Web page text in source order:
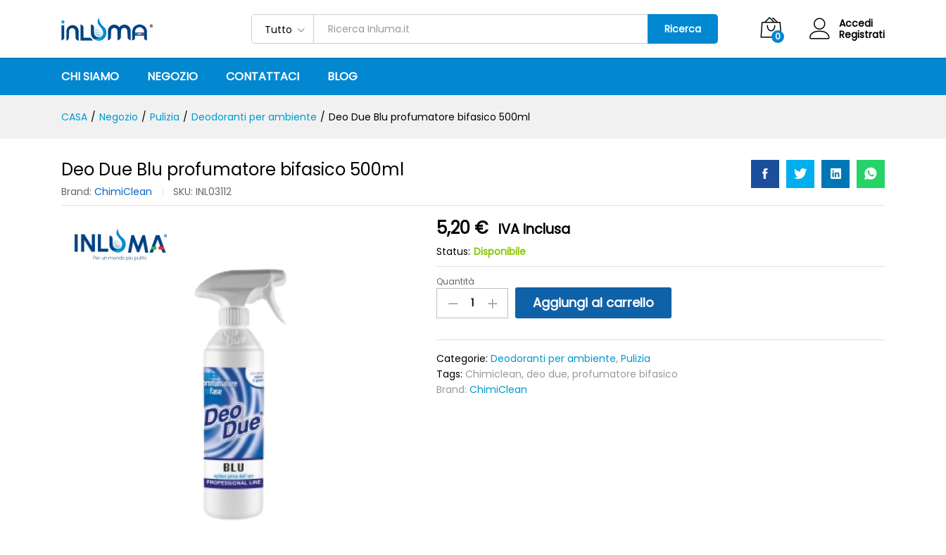
Tutto Ricerca
0
Accedi
Registrati
CHI SIAMO NEGOZIO CONTATTACI BLOG
CASA / Negozio / Pulizia / Deodoranti per ambiente / Deo Due Blu profumatore bifasico 500ml
Deo Due Blu profumatore bifasico 500ml
Brand: ChimiClean SKU: INL03112
5,20 € IVA Inclusa
Status: Disponibile
Deo
Due
Blu
500ml
quantity
Quantità
Aggiungi al carrello
Categorie:Deodoranti per ambiente,Pulizia
Tags: Chimiclean, deo due,profumatore bifasico
Brand:ChimiClean
Descrizione 5,20€ IVA Inclusa